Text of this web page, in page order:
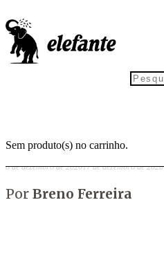
Sem produto(s) no carrinho.
Fita isolante #28
8 de dezembro de 202017 de dezembro de 2020
Por Breno Ferreira